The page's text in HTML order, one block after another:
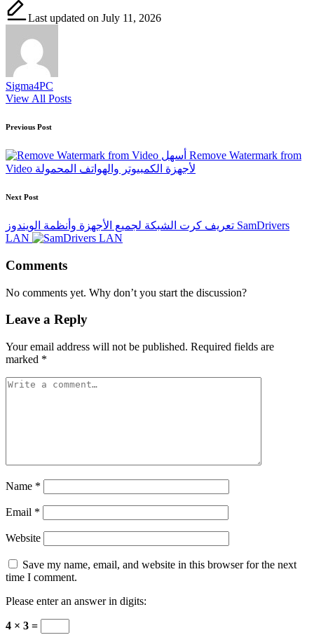
Last updated on July 11, 2026
Sigma4PC
View All Posts
Post
navigation
Previous Post
أسهل Remove Watermark from
Video لأجهزة الكمبيوتر والهواتف المحمولة
Next Post
تعريف كرت الشبكة لجميع الأجهزة وأنظمة الويندوز SamDrivers
LAN
Comments
No comments yet. Why don’t you start the discussion?
Leave a Reply
Your email address will not be published. Required fields are
marked *
Name *
Email *
Website
Save my name, email, and website in this browser for the next
time I comment.
Please enter an answer in digits:
4 × 3 =